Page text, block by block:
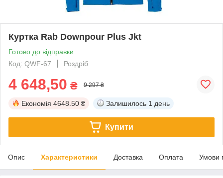
Куртка Rab Downpour Plus Jkt
Готово до відправки
Код: QWF-67
Роздріб
4 648,50 ₴ 9 297 ₴
Економія 4648.50 ₴ Залишилось 1 день
Купити
Опис Характеристики Доставка Оплата Умови